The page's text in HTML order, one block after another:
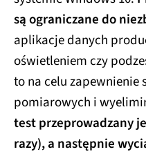
są ograniczane do
aplikacje danych
oświetleniem czy
to na celu zapewnienie
pomiarowych i
test przeprowadzany
razy), a następnie